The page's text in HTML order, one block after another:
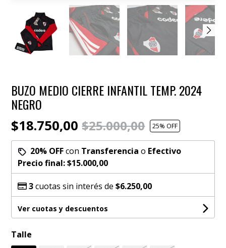
BUZO MEDIO CIERRE INFANTIL TEMP. 2024
NEGRO
$18.750,00$25.000,00 25% OFF
20% OFFcon Transferencia o Efectivo
Precio final:$15.000,00
3cuotas sin interés de$6.250,00
Ver cuotas y descuentos
Talle